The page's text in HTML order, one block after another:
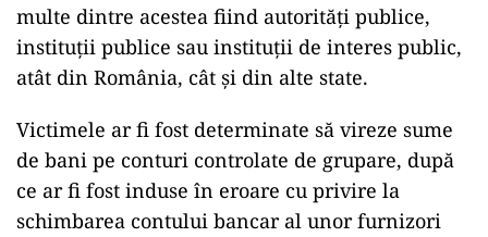
multe dintre acestea fiind autorități publice,
instituții publice sau instituții de interes public,
atât din România, cât și din alte state.
Victimele ar fi fost determinate să vireze sume
de bani pe conturi controlate de grupare, după
ce ar fi fost induse în eroare cu privire la
schimbarea contului bancar al unor furnizori